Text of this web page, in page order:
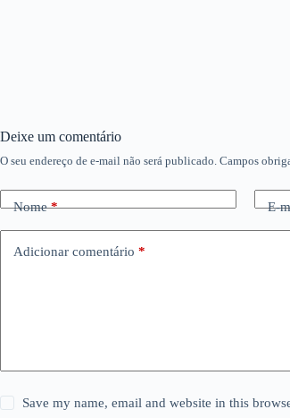
Deixe um comentário
O seu endereço de e-mail não será publicado. Campos
Nome* E-
Adicionar comentário *
Save my name, email and website in this